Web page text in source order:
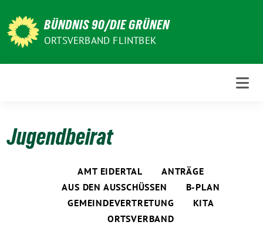
zum
Inhalt
BÜNDNIS 90/DIE GRÜNEN
ORTSVERBAND FLINTBEK
Jugendbeirat
AMT EIDERTAL
ANTRÄGE
AUS DEN AUSSCHÜSSEN
B-PLAN
GEMEINDEVERTRETUNG
KITA
ORTSVERBAND